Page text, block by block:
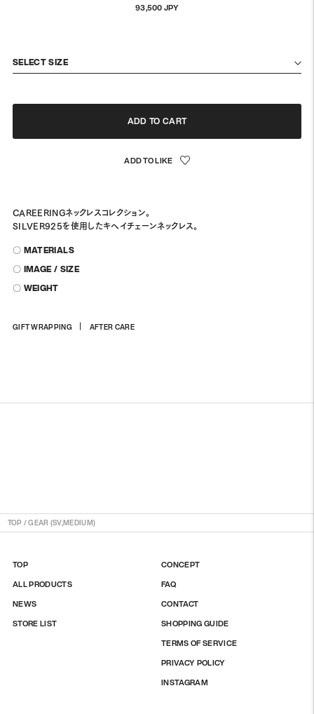
93,500 JPY通
SELECT SIZE
ADD TO CART
CAREERINGネックレスコレクション。
SILVER925を使用したキヘイチェーンネックレス。
〇 MATERIALS
〇 IMAGE / SIZE
〇 WEIGHT
GIFT WRAPPING AFTER CARE
商
TOP /GEAR (SV,MEDIUM)
TOP
ALL PRODUCTS
NEWS
STORE LIST
CONCEPT
FAQ
CONTACT
SHOPPING GUIDE
TERMS OF SERVICE
PRIVACY POLICY
INSTAGRAM